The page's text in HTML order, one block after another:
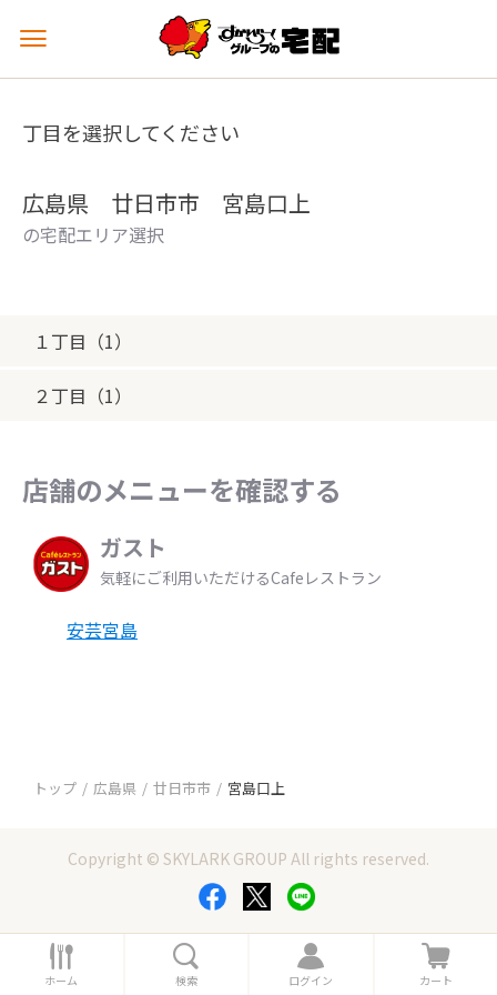
メ
ュ
を
丁目を選択してください
広島県 廿日市市 宮島口上
の宅配エリア選択
１丁目（1）
２丁目（1）
店舗のメニューを確認する
ガスト
気軽にご利用いただけるCafeレストラン
安芸宮島
トップ 広島県 廿日市市 宮島口上
Copyright © SKYLARK GROUP All rights reserved.
ホ
ー
ホーム 索
検索
ロ
グ
ログイン
カ
ー
カート